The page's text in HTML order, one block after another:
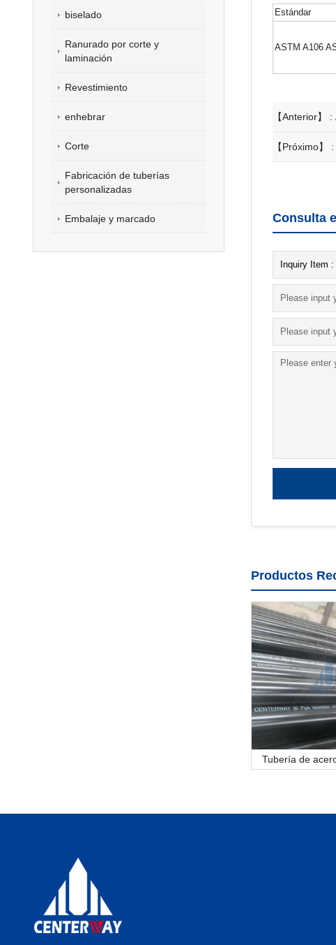
biselado
Ranurado por corte y
laminación
Revestimiento
enhebrar
Corte
Fabricación de tuberías
personalizadas
Embalaje y marcado
Estándar
ASTM A106
【Anterior】 :
【Próximo】 :
Consulta
Productos
Tubería de